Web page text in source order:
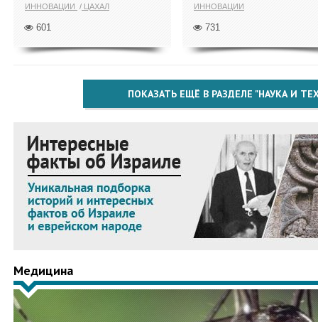
ИННОВАЦИИ ЦАХАЛ
601
ИННОВАЦИИ
731
ПОКАЗАТЬ ЕЩЁ В РАЗДЕЛЕ "НАУКА И
Медицина